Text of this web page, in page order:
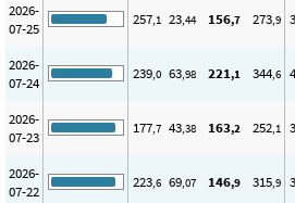
2026-
07-25
257,1 23,44 156,7 273,9
2026-
07-24
239,0 63,98 221,1 344,6
2026-
07-23
177,7 43,38 163,2 252,1
2026-
07-22
223,6 69,07 146,9 315,9